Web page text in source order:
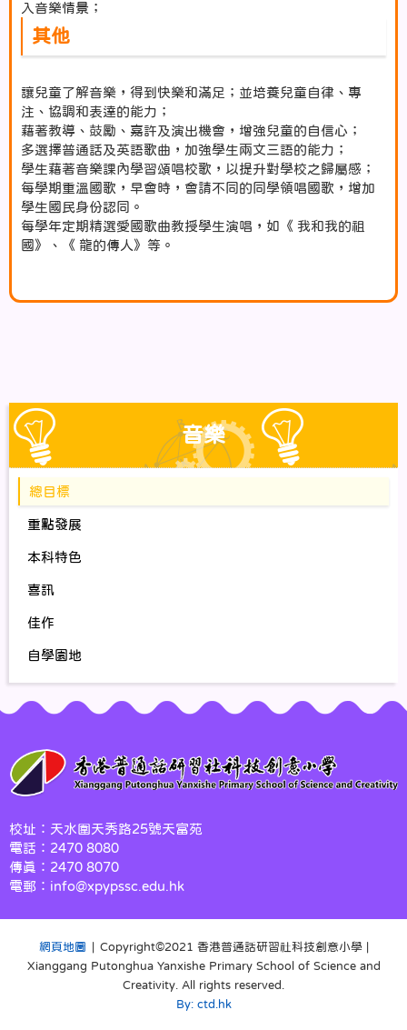
入音樂情景；
其他
讓兒童了解音樂，得到快樂和滿足；並培養兒童自律、專
注、協調和表達的能力；
藉著教導、鼓勵、嘉許及演出機會，增強兒童的自信心；
多選擇普通話及英語歌曲，加強學生兩文三語的能力；
學生藉著音樂課內學習頌唱校歌，以提升對學校之歸屬感；
每學期重溫國歌，早會時，會請不同的同學領唱國歌，增加
學生國民身份認同。
每學年定期精選愛國歌曲教授學生演唱，如《 我和我的祖
國》、《 龍的傳人》等。
音樂
總目標
重點發展
本科特色
喜訊
佳作
自學園地
校址：天水圍天秀路25號天富苑
電話：2470 8080
傳真：2470 8070
電郵：info@xpypssc.edu.hk
網頁地圖 | Copyright©️2021 香港普通話研習社科技創意小學 |
Xianggang Putonghua Yanxishe Primary School of Science and
Creativity. All rights reserved.
By: ctd.hk